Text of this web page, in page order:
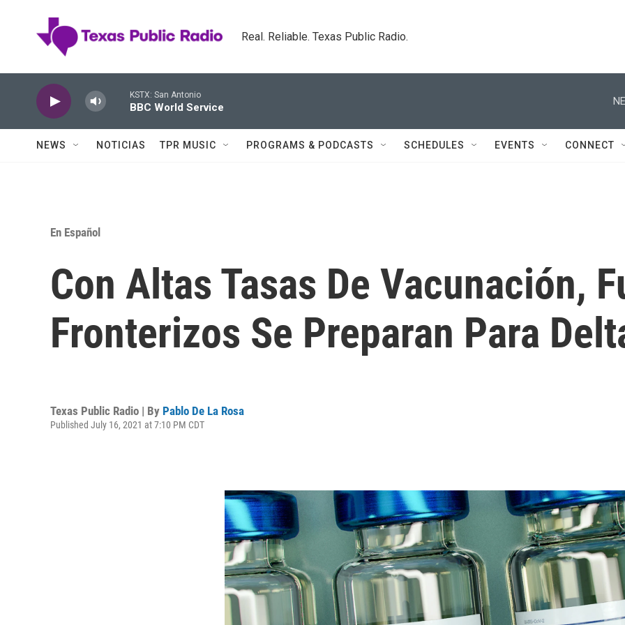
Real. Reliable. Texas Public Radio.
KSTX: San Antonio
BBC World Service
NEWS NOTICIAS TPR MUSIC PROGRAMS & PODCASTS SCHEDULES EVENTS CONNECT
En Español
Con Altas Tasas De Vacunación,
Fronterizos Se Preparan Para
Texas Public Radio | By Pablo De La Rosa
Published July 16, 2021 at 7:10 PM CDT